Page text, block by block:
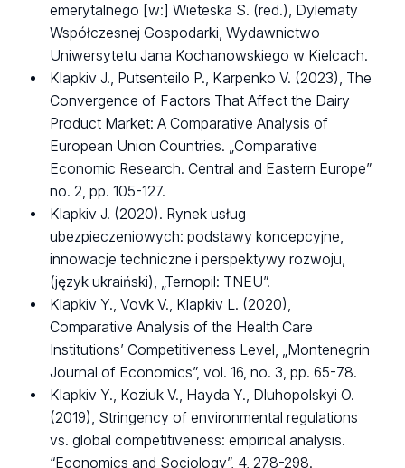
emerytalnego [w:] Wieteska S. (red.), Dylematy
Współczesnej Gospodarki, Wydawnictwo
Uniwersytetu Jana Kochanowskiego w Kielcach.
Klapkiv J., Putsenteilo P., Karpenko V. (2023), The
Convergence of Factors That Affect the Dairy
Product Market: A Comparative Analysis of
European Union Countries. „Comparative
Economic Research. Central and Eastern Europe”
no. 2, pp. 105-127.
Klapkiv J. (2020). Rynek usług
ubezpieczeniowych: podstawy koncepcyjne,
innowacje techniczne i perspektywy rozwoju,
(język ukraiński), „Ternopil: TNEU”.
Klapkiv Y., Vovk V., Klapkiv L. (2020),
Comparative Analysis of the Health Care
Institutions’ Competitiveness Level, „Montenegrin
Journal of Economics”, vol. 16, no. 3, pp. 65-78.
Klapkiv Y., Koziuk V., Hayda Y., Dluhopolskyi O.
(2019), Stringency of environmental regulations
vs. global competitiveness: empirical analysis.
“Economics and Sociology”, 4, 278-298.